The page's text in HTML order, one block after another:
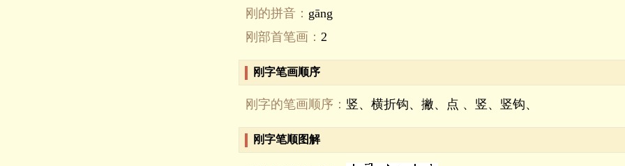
刚的拼音： gāng
刚部首笔画： 2
刚字笔画顺序
刚字的笔画顺序： 竖、横折钩、撇、点 、竖、竖钩、
刚字笔顺图解